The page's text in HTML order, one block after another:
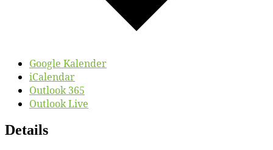
Google Kalender
iCalendar
Outlook 365
Outlook Live
Details